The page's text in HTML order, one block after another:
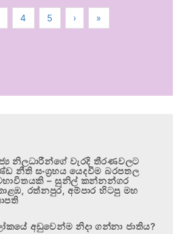
4 5 › »
නිලධාරීන්ගේ වැරදි තීරණවලට
නීති සංග්‍රහය යෙදවීම බරපතල
– සුනිල් කන්නන්ගර
රත්නපුර, අම්පාර හිටපු මහ
අඩුවෙන්ම නිදා ගන්නා ජාතිය?